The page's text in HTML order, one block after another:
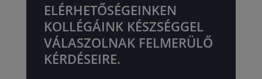
ELÉRHETŐSÉGEINKEN
KOLLÉGÁINK KÉSZSÉGGEL
VÁLASZOLNAK FELMERÜLŐ
KÉRDÉSEIRE.